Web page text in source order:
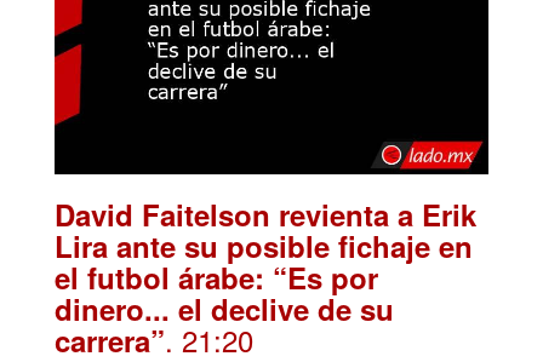
David Faitelson revienta a Erik
Lira ante su posible fichaje en
el futbol árabe: “Es por
dinero... el declive de su
carrera”. 21:20